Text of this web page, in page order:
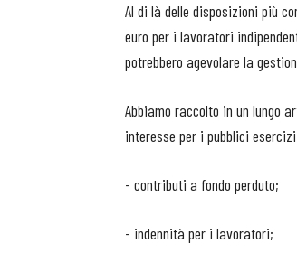
Al di là delle disposizioni più
euro per i lavoratori
potrebbero agevolare la
Abbiamo raccolto in un lungo
interesse per i pubblici
- contributi a fondo perduto;
- indennità per i lavoratori;